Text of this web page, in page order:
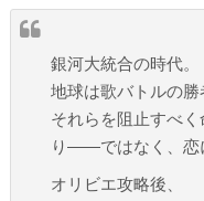
銀河大統合の時代。
地球は歌バトルの勝
それらを阻止すべ
り――ではなく、恋
オリビエ攻略後、